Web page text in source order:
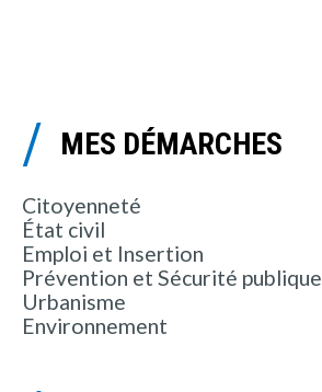
MES DÉMARCHES
Citoyenneté
État civil
Emploi et Insertion
Prévention et Sécurité publique
Urbanisme
Environnement